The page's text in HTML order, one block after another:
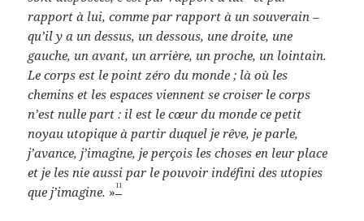
rapport à lui, comme par rapport à un souverain –
qu’il y a un dessus, un dessous, une droite, une
gauche, un avant, un arrière, un proche, un lointain.
Le corps est le point zéro du monde ; là où les
chemins et les espaces viennent se croiser le corps
n’est nulle part : il est le cœur du monde ce petit
noyau utopique à partir duquel je rêve, je parle,
j’avance, j’imagine, je perçois les choses en leur place
et je les nie aussi par le pouvoir indéfini des utopies
que j’imagine. »11